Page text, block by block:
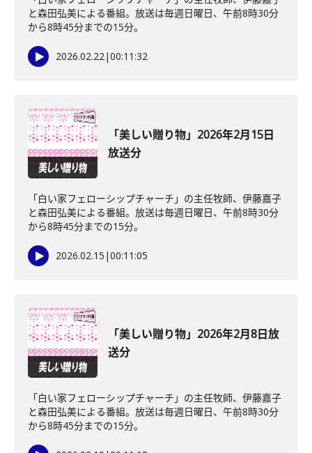
と森田弘美による番組。放送は毎週日曜日、午前8時30分
から8時45分までの15分。
2026.02.22|00:11:32
「美しい贈り物」2026年2月15日
放送分
「白い家フェローシップチャーチ」の主任牧師、伊藤嘉子
と森田弘美による番組。放送は毎週日曜日、午前8時30分
から8時45分までの15分。
2026.02.15 |00:11:05
「美しい贈り物」2026年2月8日放
送分
「白い家フェローシップチャーチ」の主任牧師、伊藤嘉子
と森田弘美による番組。放送は毎週日曜日、午前8時30分
から8時45分までの15分。